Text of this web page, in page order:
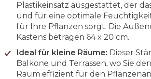
Plastikeinsatz ausgestattet, der
und für eine optimale
für Ihre Pflanzen sorgt. Die
Kastens betragen 64 x 20 cm.
Ideal für kleine Räume: Dieser
Balkone und Terrassen, wo Sie
Raum effizient für den